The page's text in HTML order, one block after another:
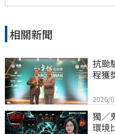
相關新聞
抗颱
程獲
2026/
獨／
環境